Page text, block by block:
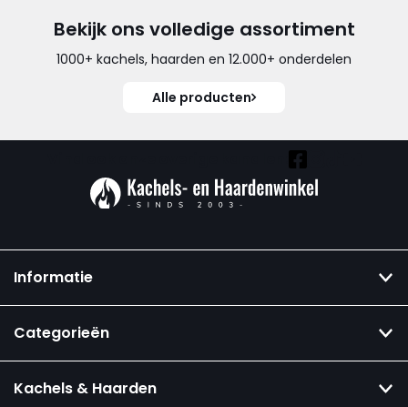
Bekijk ons volledige assortiment
1000+ kachels, haarden en 12.000+ onderdelen
Alle producten
Informatie
Categorieën
Kachels & Haarden